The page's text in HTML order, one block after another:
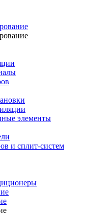
элементы
и сплит-систем